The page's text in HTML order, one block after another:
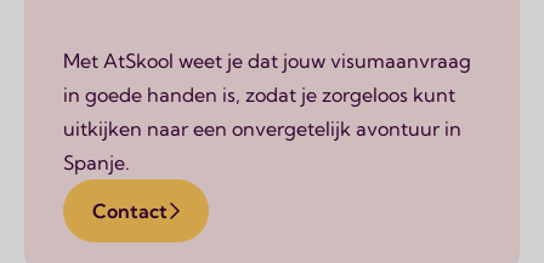
Met AtSkool weet je dat jouw visumaanvraag
in goede handen is, zodat je zorgeloos kunt
uitkijken naar een onvergetelijk avontuur in
Spanje.
Contact